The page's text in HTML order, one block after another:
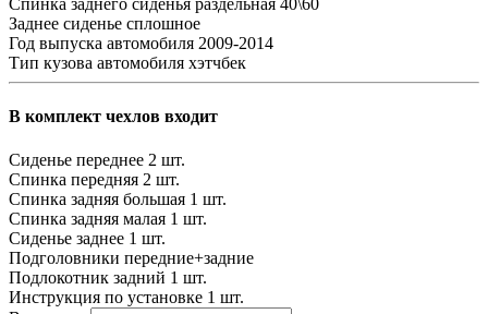
Спинка заднего сиденья раздельная 40\60
Заднее сиденье сплошное
Год выпуска автомобиля 2009-2014
Тип кузова автомобиля хэтчбек
В комплект чехлов входит
Сиденье переднее 2 шт.
Спинка передняя 2 шт.
Спинка задняя большая 1 шт.
Спинка задняя малая 1 шт.
Сиденье заднее 1 шт.
Подголовники передние+задние
Подлокотник задний 1 шт.
Инструкция по установке 1 шт.